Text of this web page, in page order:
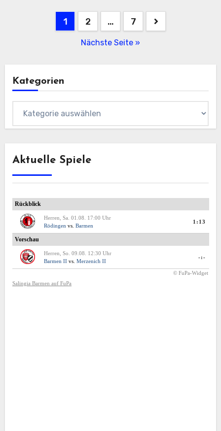
Beitragsnavigation
1 2 … 7
Nächste Seite »
Kategorien
Aktuelle Spiele